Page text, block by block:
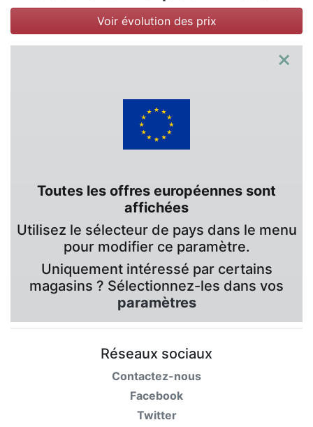
Voir évolution des prix
×
Toutes les offres européennes sont
affichées
Utilisez le sélecteur de pays dans le menu
pour modifier ce paramètre.
Uniquement intéressé par certains
magasins ? Sélectionnez-les dans vos
paramètres
Réseaux sociaux
Contactez-nous
Facebook
Twitter